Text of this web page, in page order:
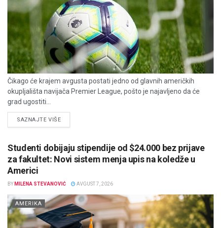
Čikago će krajem avgusta postati jedno od glavnih američkih
okupljališta navijača Premier League, pošto je najavljeno da će
grad ugostiti...
SAZNAJTE VIŠEDETAILS
Studenti dobijaju stipendije od $24.000 bez prijave
za fakultet: Novi sistem menja upis na koledže u
Americi
BY MILENA STEVANOVIĆ AVGUST 7, 2026
AMERIKA